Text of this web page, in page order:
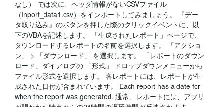
なし） では次に、ヘッダ情報がないCSVファイル
（Inport_data1.csv）をインポートしてみましょう。 『デー
タ取り込み』のボタンを押した際のクリックイベントに、以
下のVBAを記述します。 「生成されたレポート」ページで、
ダウンロードするレポートの名前を選択します。 「アクショ
ン」 > 「ダウンロード」 を選択します。 「レポートのダウン
ロード」ダイアログの 「形式」 ドロップダウンメニューから
ファイル形式を選択します。 各レポートには、レポートが生
成された日付が含まれています。 Each report has a date for
when the report was generated. 通常、レポートには、アプリ